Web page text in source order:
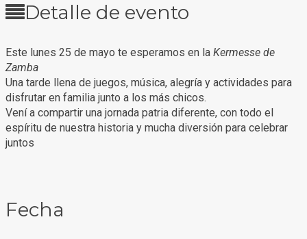
Detalle de evento
Este lunes 25 de mayo te esperamos en la Kermesse de
Zamba
Una tarde llena de juegos, música, alegría y actividades para
disfrutar en familia junto a los más chicos.
Vení a compartir una jornada patria diferente, con todo el
espíritu de nuestra historia y mucha diversión para celebrar
juntos
Fecha